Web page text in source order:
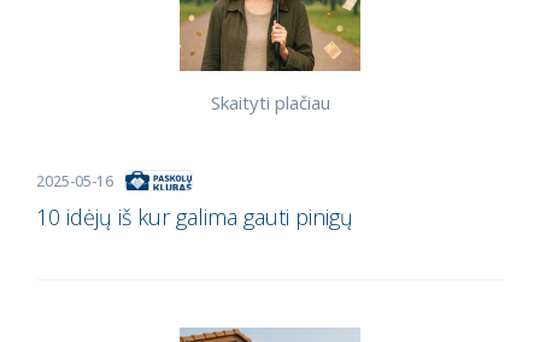
2025-05-16
10 idėjų iš kur galima gauti pinigų
Skaityti plačiau